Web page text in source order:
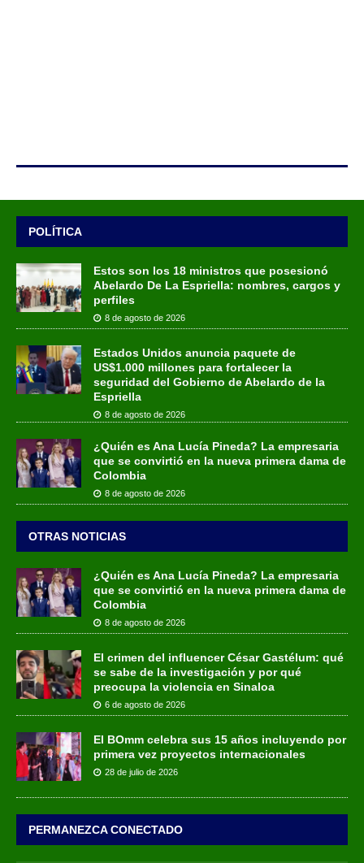
POLÍTICA
Estos son los 18 ministros que posesionó
Abelardo De La Espriella: nombres, cargos y
perfiles
8 de agosto de 2026
Estados Unidos anuncia paquete de
US$1.000 millones para fortalecer la
seguridad del Gobierno de Abelardo de la
Espriella
8 de agosto de 2026
¿Quién es Ana Lucía Pineda? La empresaria
que se convirtió en la nueva primera dama de
Colombia
8 de agosto de 2026
OTRAS NOTICIAS
¿Quién es Ana Lucía Pineda? La empresaria
que se convirtió en la nueva primera dama de
Colombia
8 de agosto de 2026
El crimen del influencer César Gastélum: qué
se sabe de la investigación y por qué
preocupa la violencia en Sinaloa
6 de agosto de 2026
El BOmm celebra sus 15 años incluyendo por
primera vez proyectos internacionales
28 de julio de 2026
PERMANEZCA CONECTADO